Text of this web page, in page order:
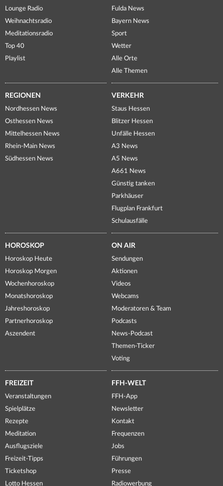
Lounge Radio
Weihnachtsradio
Meditationsradio
Top 40
Playlist
Fulda News
Bayern News
Sport
Wetter
Alle Orte
Alle Themen
REGIONEN
Nordhessen News
Osthessen News
Mittelhessen News
Rhein-Main News
Südhessen News
VERKEHR
Staus Hessen
Blitzer Hessen
Unfälle Hessen
A3 News
A5 News
A661 News
Günstig tanken
Parkhäuser
Flugplan Frankfurt
Schulausfälle
HOROSKOP
Horoskop Heute
Horoskop Morgen
Wochenhoroskop
Monatshoroskop
Jahreshoroskop
Partnerhoroskop
Aszendent
ON AIR
Sendungen
Aktionen
Videos
Webcams
Moderatoren & Team
Podcasts
News-Podcast
Themen-Ticker
Voting
FREIZEIT
Veranstaltungen
Spielplätze
Rezepte
Meditation
Ausflugsziele
Freizeit-Tipps
Ticketshop
Lotto Hessen
FFH-WELT
FFH-App
Newsletter
Kontakt
Frequenzen
Jobs
Führungen
Presse
Radiowerbung